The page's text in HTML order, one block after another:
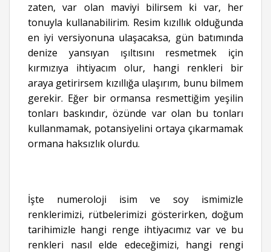
zaten, var olan maviyi bilirsem ki var, her
tonuyla kullanabilirim. Resim kızıllık olduğunda
en iyi versiyonuna ulaşacaksa, gün batımında
denize yansıyan ışıltısını resmetmek için
kırmızıya ihtiyacım olur, hangi renkleri bir
araya getirirsem kızıllığa ulaşırım, bunu bilmem
gerekir. Eğer bir ormansa resmettiğim yeşilin
tonları baskındır, özünde var olan bu tonları
kullanmamak, potansiyelini ortaya çıkarmamak
ormana haksızlık olurdu.
İşte numeroloji isim ve soy ismimizle
renklerimizi, rütbelerimizi gösterirken, doğum
tarihimizle hangi renge ihtiyacımız var ve bu
renkleri nasıl elde edeceğimizi, hangi rengi